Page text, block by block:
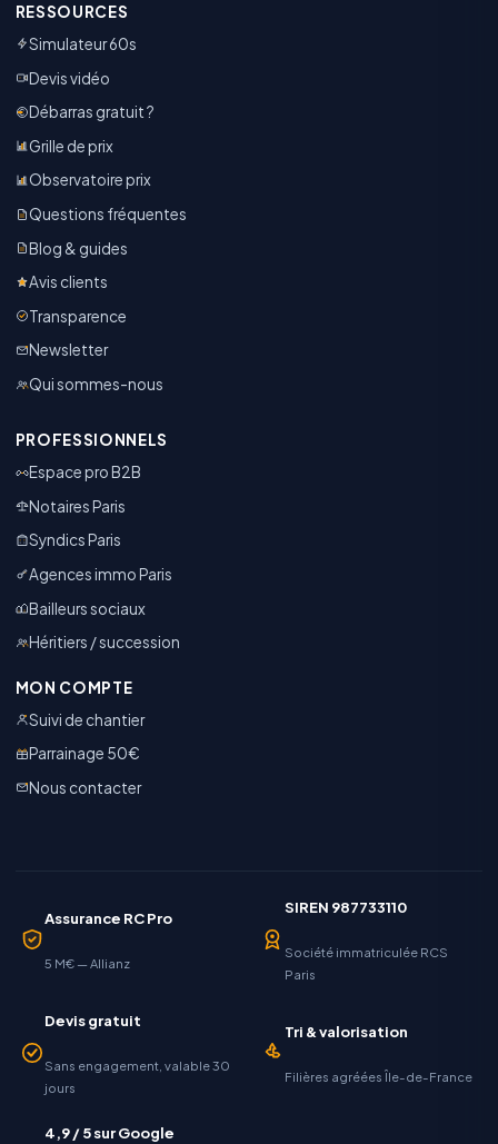
RESSOURCES
Simulateur 60s
Devis vidéo
Débarras gratuit ?
Grille de prix
Observatoire prix
Questions fréquentes
Blog & guides
Avis clients
Transparence
Newsletter
Qui sommes-nous
PROFESSIONNELS
Espace pro B2B
Notaires Paris
Syndics Paris
Agences immo Paris
Bailleurs sociaux
Héritiers / succession
MON COMPTE
Suivi de chantier
Parrainage 50€
Nous contacter
Assurance RC Pro
5 M€ — Allianz
SIREN 987733110
Société immatriculée RCS
Paris
Devis gratuit
Sans engagement, valable 30
jours
Tri & valorisation
Filières agréées Île-de-France
4,9 / 5 sur Google